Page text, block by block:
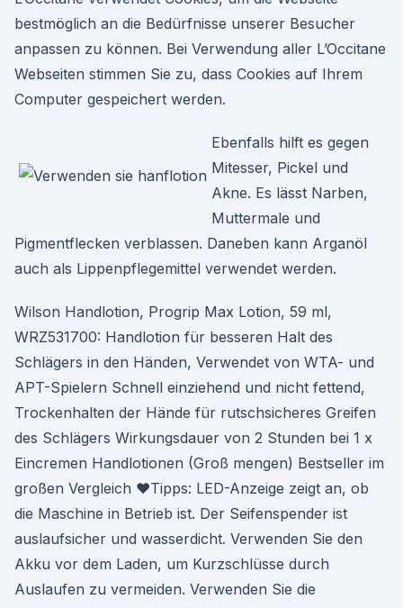
bestmöglich an die Bedürfnisse unserer Besucher
anpassen zu können. Bei Verwendung aller L’Occitane
Webseiten stimmen Sie zu, dass Cookies auf Ihrem
Computer gespeichert werden.
Ebenfalls hilft es gegen
Mitesser, Pickel und
Akne. Es lässt Narben,
Muttermale und
Pigmentflecken verblassen. Daneben kann Arganöl
auch als Lippenpflegemittel verwendet werden.
Wilson Handlotion, Progrip Max Lotion, 59 ml,
WRZ531700: Handlotion für besseren Halt des
Schlägers in den Händen, Verwendet von WTA- und
APT-Spielern Schnell einziehend und nicht fettend,
Trockenhalten der Hände für rutschsicheres Greifen
des Schlägers Wirkungsdauer von 2 Stunden bei 1 x
Eincremen Handlotionen (Groß mengen) Bestseller im
großen Vergleich ♥Tipps: LED-Anzeige zeigt an, ob
die Maschine in Betrieb ist. Der Seifenspender ist
auslaufsicher und wasserdicht. Verwenden Sie den
Akku vor dem Laden, um Kurzschlüsse durch
Auslaufen zu vermeiden. Verwenden Sie die